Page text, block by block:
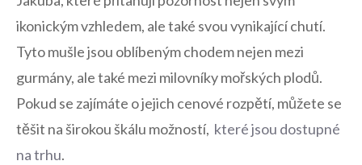
ikonickým vzhledem, ale také svou vynikající chutí.
Tyto ​mušle‍ jsou oblíbeným ​chodem nejen⁤ mezi
gurmány, ale také mezi milovníky mořských plodů.
Pokud se‌ zajímáte o jejich ⁤cenové rozpětí, ⁣můžete se
‍těšit na širokou škálu možností, ⁤ které ⁤jsou⁢ dostupné
na‍ trhu.